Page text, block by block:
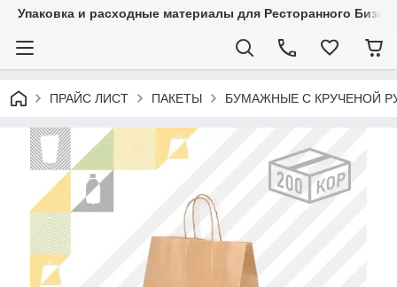
Упаковка и расходные материалы для Ресторанного
ПРАЙС ЛИСТ ПАКЕТЫ БУМАЖНЫЕ С КРУЧЕНОЙ